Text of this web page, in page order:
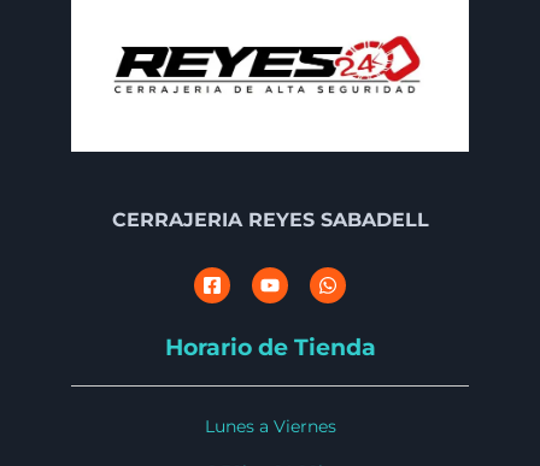
CERRAJERIA REYES SABADELL
Horario de Tienda
Lunes a Viernes